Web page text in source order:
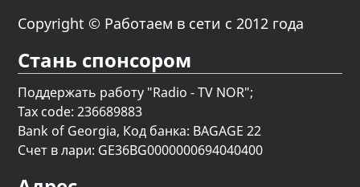
Copyright © Работаем в сети с 2012 года
Стань спонсором
Поддержать работу "Radio - TV NOR";
Tax code: 236689883
Bank of Georgia, Код банка: BAGAGE 22
Счет в лари: GE36BG0000000694040400